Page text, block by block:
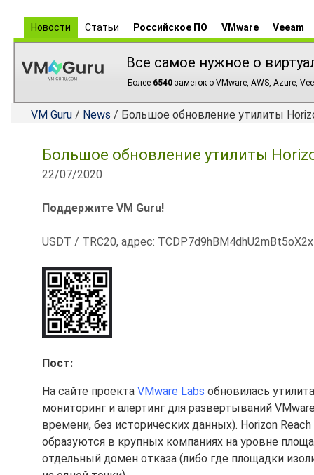
Новости Статьи Российское ПО VMware Veeam
Все самое нужное о
Более 6540 заметок о VMware, AWS, Azure,
VM Guru / News / Большое обновление утилиты
Большое обновление утилиты
22/07/2020
Поддержите VM Guru!
USDT / TRC20, адрес:
Пост:
На сайте проекта VMware Labs обновилась
мониторинг и алертинг для развертываний
времени, без исторических данных). Horizon
образуются в крупных компаниях на уровне
отдельный домен отказа (либо где площадки